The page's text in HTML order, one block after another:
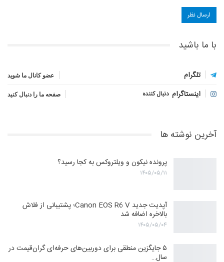
با ما باشید
تلگرام عضو کانال ما شوید
اینستاگرام دنبال کننده صفحه ما را دنبال کنید
آخرین نوشته ها
پرونده نیکون و ویلتروکس به کجا رسید؟
۱۴۰۵/۰۵/۱۱
آپدیت جدید Canon EOS R6 V؛ پشتیبانی از فلاش
بالاخره اضافه شد
۱۴۰۵/۰۵/۰۴
۵ جایگزین منطقی برای دوربین‌های حرفه‌ای گران‌قیمت در
سال…